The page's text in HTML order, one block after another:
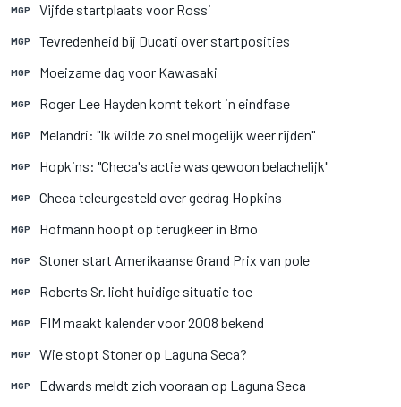
MGP Vijfde startplaats voor Rossi
MGP Tevredenheid bij Ducati over startposities
MGP Moeizame dag voor Kawasaki
MGP Roger Lee Hayden komt tekort in eindfase
MGP Melandri: "Ik wilde zo snel mogelijk weer rijden"
MGP Hopkins: "Checa's actie was gewoon belachelijk"
MGP Checa teleurgesteld over gedrag Hopkins
MGP Hofmann hoopt op terugkeer in Brno
MGP Stoner start Amerikaanse Grand Prix van pole
MGP Roberts Sr. licht huidige situatie toe
MGP FIM maakt kalender voor 2008 bekend
MGP Wie stopt Stoner op Laguna Seca?
MGP Edwards meldt zich vooraan op Laguna Seca